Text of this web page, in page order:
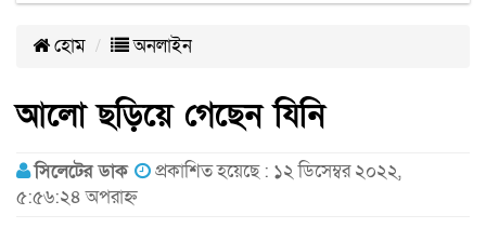
হোম অনলাইন
আলো ছড়িয়ে গেছেন যিনি
সিলেটের ডাক
প্রকাশিত হয়েছে : ১২ ডিসেম্বর ২০২২,
৫:৫৬:২৪ অপরাহ্ন